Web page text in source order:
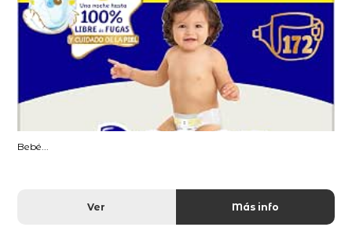
Bebé...
Ver Más info